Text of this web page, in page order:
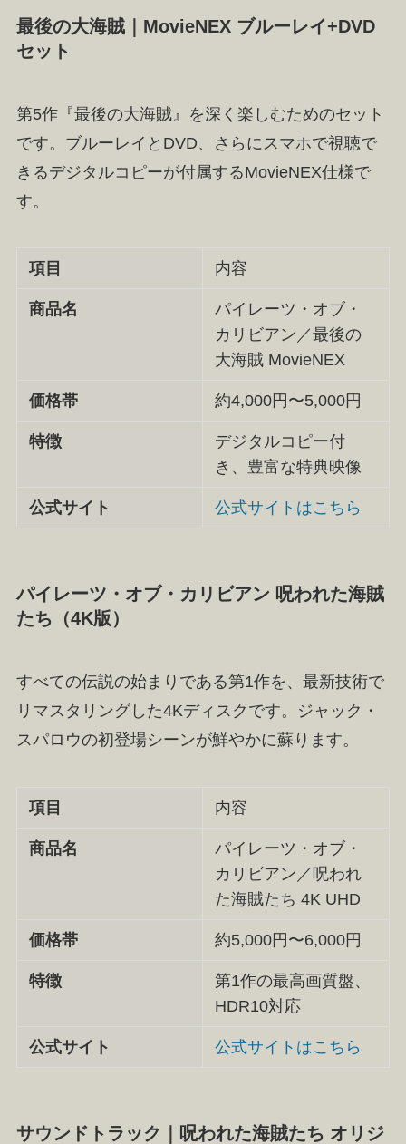
最後の大海賊｜MovieNEX ブルーレイ+DVD
セット
第5作『最後の大海賊』を深く楽しむためのセット
です。ブルーレイとDVD、さらにスマホで視聴で
きるデジタルコピーが付属するMovieNEX仕様で
す。
項目 内容
商品名
パイレーツ・オブ・
カリビアン／最後の
大海賊 MovieNEX
価格帯 約4,000円〜5,000円
特徴
デジタルコピー付
き、豊富な特典映像
公式サイト 公式サイトはこちら
パイレーツ・オブ・カリビアン 呪われた海賊
たち（4K版）
すべての伝説の始まりである第1作を、最新技術で
リマスタリングした4Kディスクです。ジャック・
スパロウの初登場シーンが鮮やかに蘇ります。
項目 内容
商品名
パイレーツ・オブ・
カリビアン／呪われ
た海賊たち 4K UHD
価格帯 約5,000円〜6,000円
特徴
第1作の最高画質盤、
HDR10対応
公式サイト 公式サイトはこちら
サウンドトラック｜呪われた海賊たち オリジ